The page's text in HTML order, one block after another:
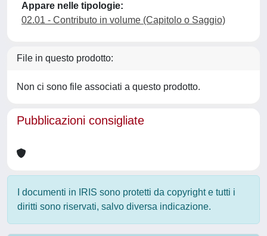
Appare nelle tipologie:
02.01 - Contributo in volume (Capitolo o Saggio)
File in questo prodotto:
Non ci sono file associati a questo prodotto.
Pubblicazioni consigliate
I documenti in IRIS sono protetti da copyright e tutti i
diritti sono riservati, salvo diversa indicazione.